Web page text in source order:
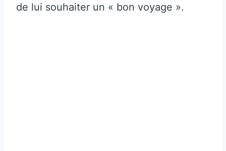
de lui souhaiter un « bon voyage ».